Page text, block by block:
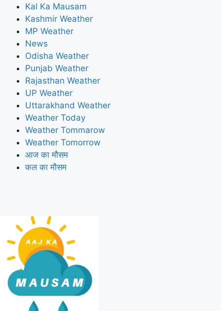
Kal Ka Mausam
Kashmir Weather
MP Weather
News
Odisha Weather
Punjab Weather
Rajasthan Weather
UP Weather
Uttarakhand Weather
Weather Today
Weather Tommarow
Weather Tomorrow
आज का मौसम
कल का मौसम